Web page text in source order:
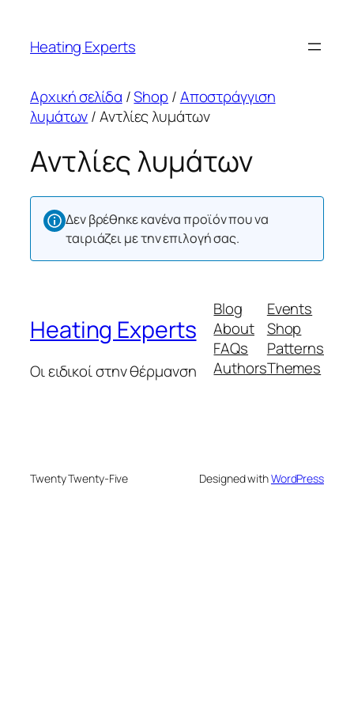
περιεχόμενο
Heating Experts
Αρχική σελίδα /Shop /Αποστράγγιση
λυμάτων/ Αντλίες λυμάτων
Αντλίες λυμάτων
Δεν βρέθηκε κανένα προϊόν που να
ταιριάζει με την επιλογή σας.
Heating Experts
Οι ειδικοί στην θέρμανση
Blog
About
FAQs
Authors
Events
Shop
Patterns
Themes
Twenty Twenty-Five Designed withWordPress